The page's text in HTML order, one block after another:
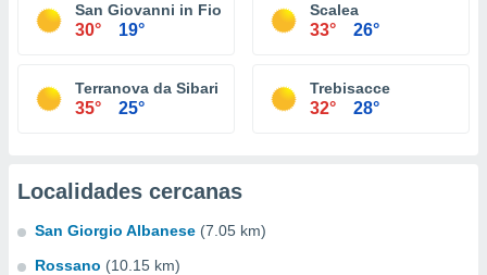
San Giovanni in Fiore
30° 19°
Scalea
33° 26°
Terranova da Sibari
35° 25°
Trebisacce
32° 28°
Localidades cercanas
San Giorgio Albanese (7.05 km)
Rossano (10.15 km)